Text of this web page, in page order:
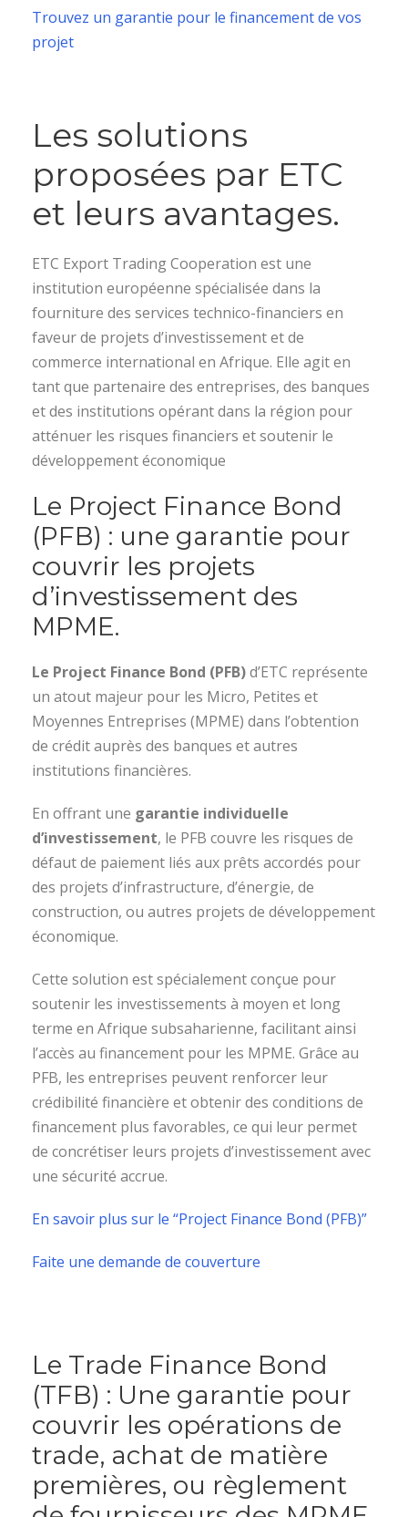
Trouvez un garantie pour le financement de vos
projet
Les solutions
proposées par ETC
et leurs avantages.
ETC Export Trading Cooperation est une
institution européenne spécialisée dans la
fourniture des services technico-financiers en
faveur de projets d’investissement et de
commerce international en Afrique. Elle agit en
tant que partenaire des entreprises, des banques
et des institutions opérant dans la région pour
atténuer les risques financiers et soutenir le
développement économique
Le Project Finance Bond
(PFB) : une garantie pour
couvrir les projets
d’investissement des
MPME.
Le Project Finance Bond (PFB)d’ETC représente
un atout majeur pour les Micro, Petites et
Moyennes Entreprises (MPME) dans l’obtention
de crédit auprès des banques et autres
institutions financières.
En offrant une garantie individuelle
d’investissement, le PFB couvre les risques de
défaut de paiement liés aux prêts accordés pour
des projets d’infrastructure, d’énergie, de
construction, ou autres projets de développement
économique.
Cette solution est spécialement conçue pour
soutenir les investissements à moyen et long
terme en Afrique subsaharienne, facilitant ainsi
l’accès au financement pour les MPME. Grâce au
PFB, les entreprises peuvent renforcer leur
crédibilité financière et obtenir des conditions de
financement plus favorables, ce qui leur permet
de concrétiser leurs projets d’investissement avec
une sécurité accrue.
En savoir plus sur le “Project Finance Bond (PFB)”
Faite une demande de couverture
Le Trade Finance Bond
(TFB) : Une garantie pour
couvrir les opérations de
trade, achat de matière
premières, ou règlement